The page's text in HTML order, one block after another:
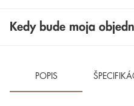
Kedy bude moja
POPIS